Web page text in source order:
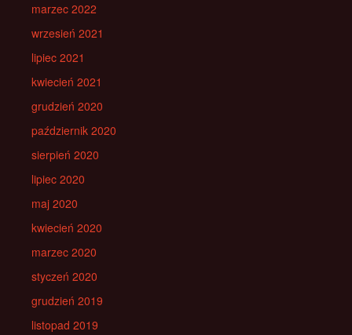
marzec 2022
wrzesień 2021
lipiec 2021
kwiecień 2021
grudzień 2020
październik 2020
sierpień 2020
lipiec 2020
maj 2020
kwiecień 2020
marzec 2020
styczeń 2020
grudzień 2019
listopad 2019